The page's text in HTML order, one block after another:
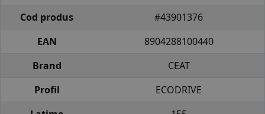
Cod produs
#43901376
EAN
8904288100440
Brand
CEAT
Profil
ECODRIVE